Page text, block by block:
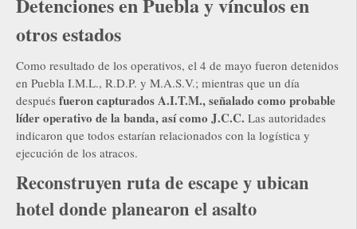
otros estados
Como resultado de los operativos, el 4 de mayo fueron detenidos
en Puebla I.M.L., R.D.P. y M.A.S.V.; mientras que un día
después fueron capturados A.I.T.M., señalado como probable
líder operativo de la banda, así como J.C.C. Las autoridades
indicaron que todos estarían relacionados con la logística y
ejecución de los atracos.
Reconstruyen ruta de escape y ubican
hotel donde planearon el asalto